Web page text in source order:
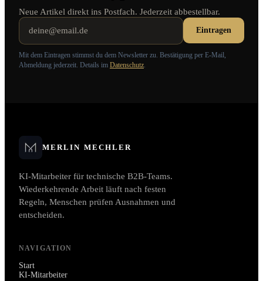
Neue Artikel direkt ins Postfach. Jederzeit abbestellbar.
Eintragen
Mit dem Eintragen stimmst du dem Newsletter zu. Bestätigung per E-Mail,
Abmeldung jederzeit. Details im Datenschutz
MERLIN MECHLER
KI-Mitarbeiter für technische B2B-Teams.
Wiederkehrende Arbeit läuft nach festen
Regeln, Menschen prüfen Ausnahmen und
entscheiden.
NAVIGATION
Start
KI-Mitarbeiter